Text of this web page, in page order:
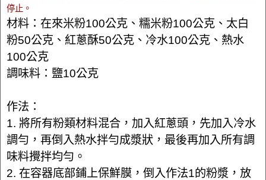
停止。
材料：在來米粉100公克、糯米粉100公克、太白
粉50公克、紅蔥酥50公克、冷水100公克、熱水
100公克
調味料：鹽10公克
作法：
1. 將所有粉類材料混合，加入紅蔥頭，先加入冷水
調勻，再倒入熱水拌勻成漿狀，最後再加入所有調
味料攪拌均勻。
2. 在容器底部鋪上保鮮膜，倒入作法1的粉漿，放